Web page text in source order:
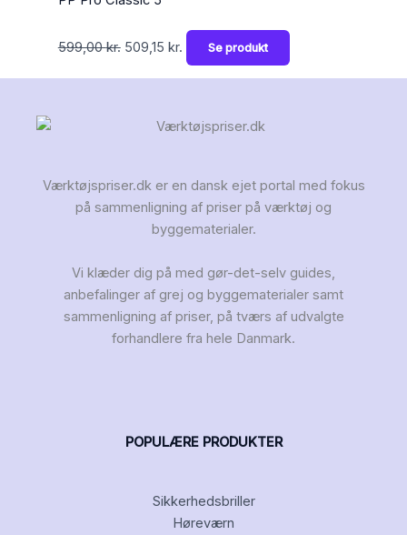
599,00kr. 509,15 kr. Se produkt
Værktøjspriser.dk er en dansk ejet portal med fokus
på sammenligning af priser på værktøj og
byggematerialer.
Vi klæder dig på med gør-det-selv guides,
anbefalinger af grej og byggematerialer samt
sammenligning af priser, på tværs af udvalgte
forhandlere fra hele Danmark.
POPULÆRE PRODUKTER
Sikkerhedsbriller
Høreværn